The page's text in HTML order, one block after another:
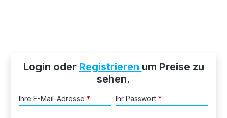
Login oder Registrieren um Preise zu
sehen.
Ihre E-Mail-Adresse * Ihr Passwort *